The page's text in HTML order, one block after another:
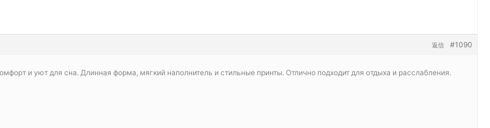
#1090
返信
и уют для сна. Длинная форма, мягкий наполнитель и стильные принты. Отлично подходит для отдыха и расслабления.